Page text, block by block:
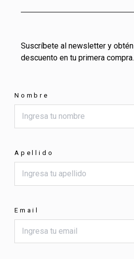
Suscríbete al newsletter y
descuento en tu primera compra.
Nombre
Apellido
Email